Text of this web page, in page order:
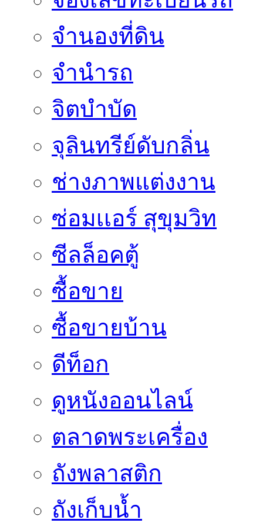
จำนองที่ดิน
จำนำรถ
จิตบำบัด
จุลินทรีย์ดับกลิ่น
ช่างภาพแต่งงาน
ซ่อมเเอร์ สุขุมวิท
ซีลล็อคตู้
ซื้อขาย
ซื้อขายบ้าน
ดีท็อก
ดูหนังออนไลน์
ตลาดพระเครื่อง
ถังพลาสติก
ถังเก็บน้ำ